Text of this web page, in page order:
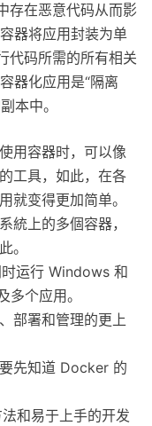
存在恶意代码从而影
器将应用封装为单
代码所需的所有相关
器化应用是“隔离
本中。
用容器时，可以像
工具，如此，在各
就变得更加简单。
統上的多個容器，
。
运行 Windows 和
个应用。
部署和管理的更上
先知道 Docker 的
和易于上手的开发